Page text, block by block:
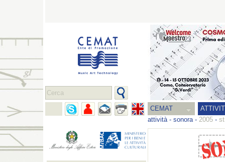
CEMAT
attività- sonora- 2005 -